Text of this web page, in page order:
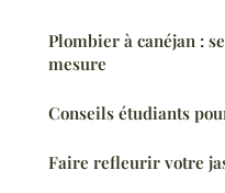
Plombier à canéjan :
mesure
Conseils étudiants
Faire refleurir votre